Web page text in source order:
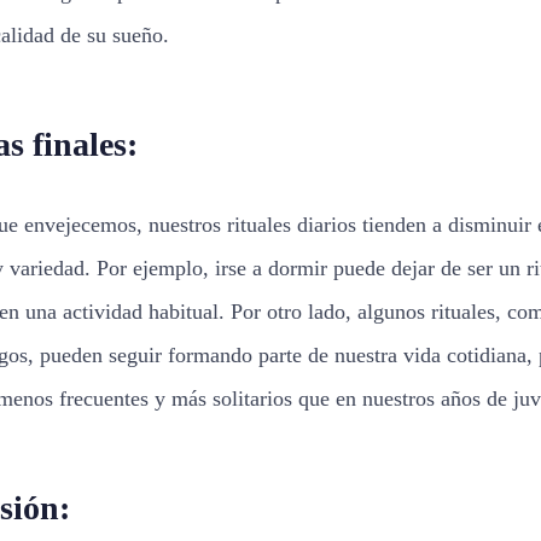
de su sueño.
finales:
envejecemos, nuestros rituales diarios tienden a disminuir
variedad. Por ejemplo, irse a dormir puede dejar de ser un
una actividad habitual. Por otro lado, algunos rituales,
pueden seguir formando parte de nuestra vida cotidiana,
frecuentes y más solitarios que en nuestros años de